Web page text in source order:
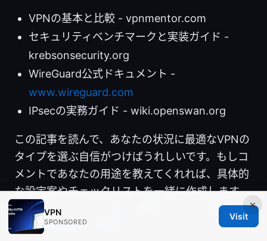
VPNの基本と比較 - vpnmentor.com
セキュリティベンチマークと実装ガイド -
krebsonsecurity.org
WireGuard公式ドキュメント -
www.wireguard.com
IPsecの実務ガイド - wiki.openswan.org
この記事を読んで、あなたの状況に最適なVPNの
タイプを選ぶ自信がつけばうれしいです。もしコ
メントであなたの用途を教えてくれれば、具体的
な設定案やチェックリストを一緒に作成します。
Nordvpn ログイン方法：簡単ステップで解説＆
よくある質問まで網羅
×
VPN
SPONSORED
Visit